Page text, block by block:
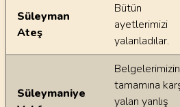
Süleyman
Ateş
Bütün
ayetlerimizi
yalanladılar.
Süleymaniye
Belgelerimizin
tamamına
yalan yanlış